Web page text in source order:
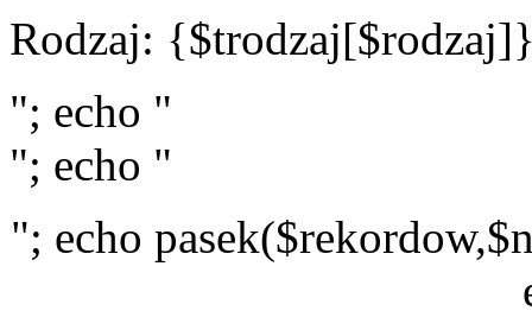
Rodzaj:
"; echo "
"; echo "
"; echo